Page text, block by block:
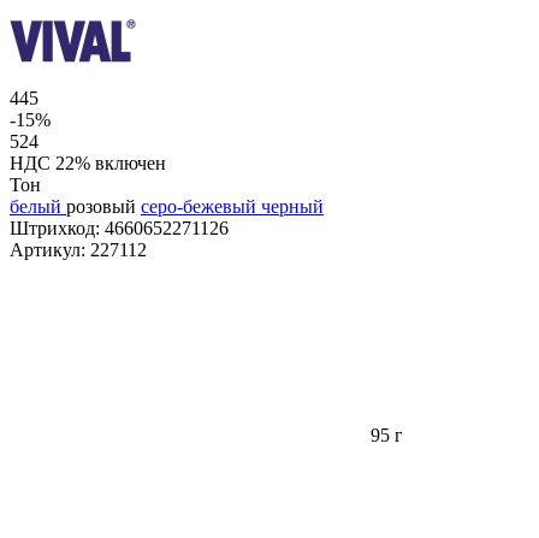
445
-15%
524
НДС 22% включен
Тон
белый розовый серо-бежевый черный
Штрихкод: 4660652271126
Артикул: 227112
95 г